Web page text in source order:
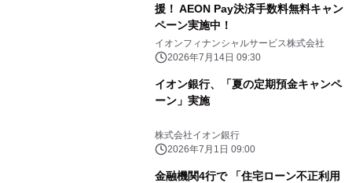
援！ AEON Pay決済手数料無料キャン
ペーン実施中！
イオンフィナンシャルサービス株式会社
2026年7月14日 09:30
イオン銀行、「夏の定期預金キャンペ
ーン」実施
株式会社イオン銀行
2026年7月1日 09:00
金融機関4行で 「住宅ローン不正利用